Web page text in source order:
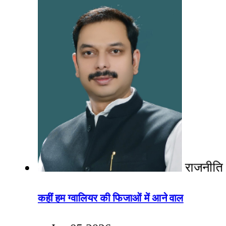
राजनीति
कहीं हम ग्वालियर की फिजाओं में आने वाल